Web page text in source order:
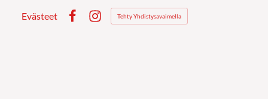
Evästeet
Instagram
Tehty Yhdistysavaimella